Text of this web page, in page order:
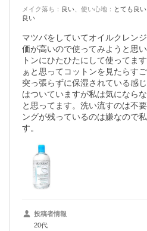
メイク落ち ： 良い 使い心地 ： とても良い
良い
マツパをしていてオイルクレン
価が高いので使ってみようと思
トンにひたひたにして使ってま
ぁと思ってコットンを見たらす
突っ張らずに保湿されている感
はついていますが私は気になら
と思ってます。洗い流すのは不
ングが残っているのは嫌なので
す。
投稿者情報
20代